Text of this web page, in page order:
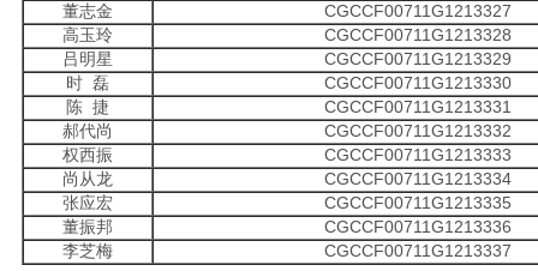
董志金
CGCCF00711G1213327
高玉玲
CGCCF00711G1213328
吕明星
CGCCF00711G1213329
时 磊
CGCCF00711G1213330
陈 捷
CGCCF00711G1213331
郝代尚
CGCCF00711G1213332
权西振
CGCCF00711G1213333
尚从龙
CGCCF00711G1213334
张应宏
CGCCF00711G1213335
董振邦
CGCCF00711G1213336
李芝梅
CGCCF00711G1213337